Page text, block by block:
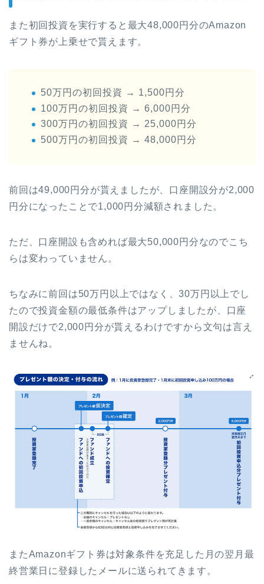
また初回投資を実行すると最大48,000円分のAmazon
ギフト券が上乗せで貰えます。
50万円の初回投資 → 1,500円分
100万円の初回投資 → 6,000円分
300万円の初回投資 → 25,000円分
500万円の初回投資 → 48,000円分
前回は49,000円分が貰えましたが、口座開設分が2,000
円分になったことで1,000円分減額されました。
ただ、口座開設も含めれば最大50,000円分なのでこち
らは変わっていません。
ちなみに前回は50万円以上ではなく、30万円以上でし
たので投資金額の最低条件はアップしましたが、口座
開設だけで2,000円分が貰えるわけですから文句は言え
ませんね。
またAmazonギフト券は対象条件を充足した月の翌月最
終営業日に登録したメールに送られてきます。